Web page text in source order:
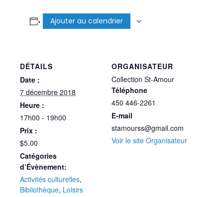
Ajouter au calendrier
DÉTAILS
Date :
7 décembre 2018
Heure :
17h00 - 19h00
Prix :
$5.00
Catégories
d’Évènement:
Activités culturelles,
Bibliothèque, Loisirs
ORGANISATEUR
Collection St-Amour
Téléphone
450 446-2261
E-mail
stamourss@gmail.com
Voir le site Organisateur